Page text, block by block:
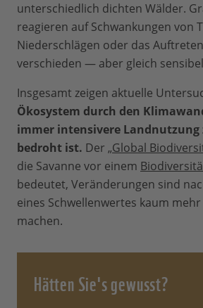
unterschiedlich dichten Wälder.
reagieren auf Schwankungen von
Niederschlägen oder das
verschieden — aber gleich
Insgesamt zeigen aktuelle
Ökosystem durch den
immer intensivere Landnutzung
bedroht ist. Der „Global
die Savanne vor einem
bedeutet, Veränderungen sind
eines Schwellenwertes kaum
machen.
Hätten Sie's gewusst?